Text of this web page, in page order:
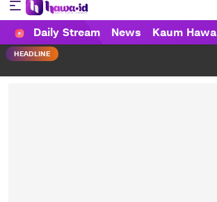
HAWA
Haluan Wanita Indonesia
Daily Stream News Kaum Hawa
HEADLINE